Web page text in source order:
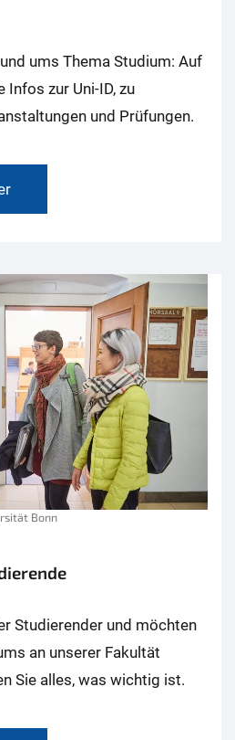
ums Thema Studium: Auf
Infos zur Uni-ID, zu
und Prüfungen.
Bonn
Studierender und möchten
an unserer Fakultät
Sie alles, was wichtig ist.